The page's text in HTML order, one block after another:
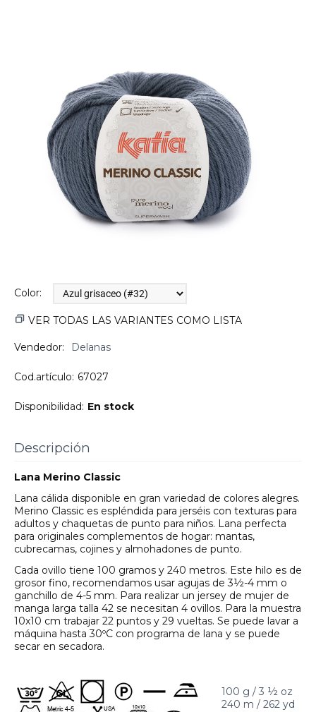
Color:
VER TODAS LAS VARIANTES COMO LISTA
Vendedor: Delanas
Cod.artículo: 67027
Disponibilidad: En stock
Descripción
Lana Merino Classic
Lana cálida disponible en gran variedad de colores alegres.
Merino Classic es espléndida para jerséis con texturas para
adultos y chaquetas de punto para niños. Lana perfecta
para originales complementos de hogar: mantas,
cubrecamas, cojines y almohadones de punto.
Cada ovillo tiene 100 gramos y 240 metros. Este hilo es de
grosor fino, recomendamos usar agujas de 3½-4 mm o
ganchillo de 4-5 mm. Para realizar un jersey de mujer de
manga larga talla 42 se necesitan 4 ovillos. Para la muestra
10x10 cm trabajar 22 puntos y 29 vueltas. Se puede lavar a
máquina hasta 30ºC con programa de lana y se puede
secar en secadora.
100 g / 3 ½ oz
240 m / 262 yd